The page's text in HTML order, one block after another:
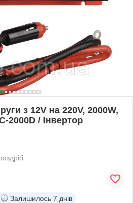
з 12V на 220V, 2000W,
2000D / Інвертор
Залишилось 7 днів